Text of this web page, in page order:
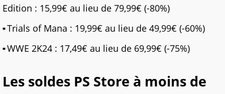
Edition : 15,99€ au lieu de 79,99€ (-80%)
Trials of Mana : 19,99€ au lieu de 49,99€ (-60%)
WWE 2K24 : 17,49€ au lieu de 69,99€ (-75%)
Les soldes PS Store à moins de